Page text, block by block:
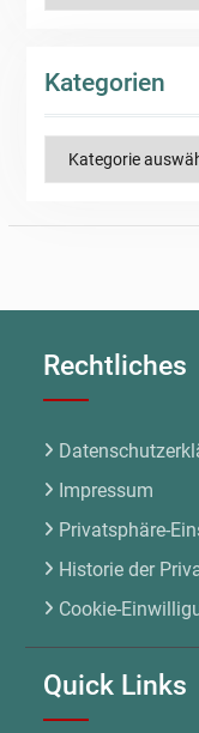
Kategorien
Kategorien
Rechtliches
Impressum
Privatsphäre-
Historie der
Cookie-
Quick Links